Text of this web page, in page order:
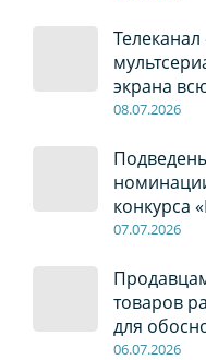
экрана
08.07.2026
конкурса
07.07.2026
товаров
для
06.07.2026